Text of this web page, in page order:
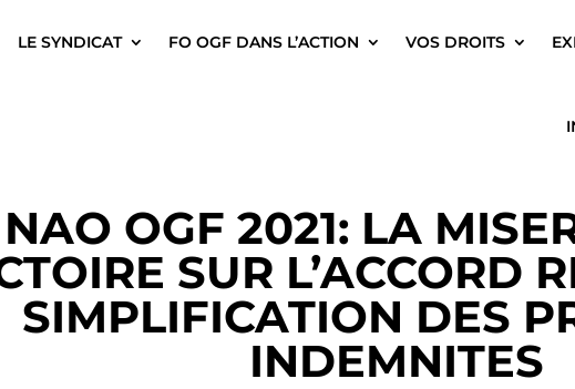
LE SYNDICAT FO OGF DANS L’ACTION VOS DROITS
NAO OGF 2021: LA
SUR L’ACCORD
SIMPLIFICATION DES
INDEMNITES